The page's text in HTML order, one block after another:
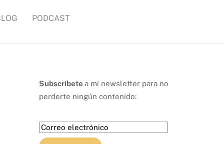
PODCAST
Subscríbete a mí newsletter para no
perderte ningún contenido: